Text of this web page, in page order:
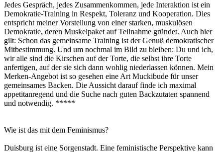
Jedes Gespräch, jedes Zusammenkommen, jede Interaktion ist ein
Demokratie-Training in Respekt, Toleranz und Kooperation. Dies
entspricht meiner Vorstellung von einer starken, muskulösen
Demokratie, deren Muskelpaket auf Teilnahme gründet. Auch hier
gilt: Schon das gemeinsame Training ist der Genuß demokratischer
Mitbestimmung. Und um nochmal im Bild zu bleiben: Du und ich,
wir alle sind die Kirschen auf der Torte, die selbst ihre Torte
anfertigen, auf der sie sich dann wohlig niederlassen können. Mein
Merken-Angebot ist so gesehen eine Art Muckibude für unser
gemeinsames Backen. Die Aussicht darauf finde ich maximal
appetitanregend und die Suche nach guten Backzutaten spannend
und notwendig. *****
Wie ist das mit dem Feminismus?
Duisburg ist eine Sorgenstadt. Eine feministische Perspektive kann